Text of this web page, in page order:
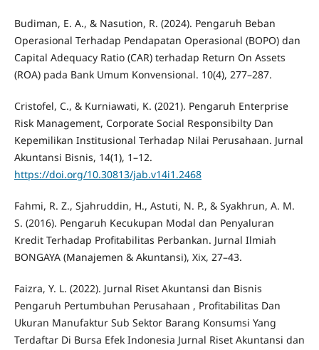
Budiman, E. A., & Nasution, R. (2024). Pengaruh Beban
Operasional Terhadap Pendapatan Operasional (BOPO) dan
Capital Adequacy Ratio (CAR) terhadap Return On Assets
(ROA) pada Bank Umum Konvensional. 10(4), 277–287.
Cristofel, C., & Kurniawati, K. (2021). Pengaruh Enterprise
Risk Management, Corporate Social Responsibilty Dan
Kepemilikan Institusional Terhadap Nilai Perusahaan. Jurnal
Akuntansi Bisnis, 14(1), 1–12.
https://doi.org/10.30813/jab.v14i1.2468
Fahmi, R. Z., Sjahruddin, H., Astuti, N. P., & Syakhrun, A. M.
S. (2016). Pengaruh Kecukupan Modal dan Penyaluran
Kredit Terhadap Profitabilitas Perbankan. Jurnal Ilmiah
BONGAYA (Manajemen & Akuntansi), Xix, 27–43.
Faizra, Y. L. (2022). Jurnal Riset Akuntansi dan Bisnis
Pengaruh Pertumbuhan Perusahaan , Profitabilitas Dan
Ukuran Manufaktur Sub Sektor Barang Konsumsi Yang
Terdaftar Di Bursa Efek Indonesia Jurnal Riset Akuntansi dan